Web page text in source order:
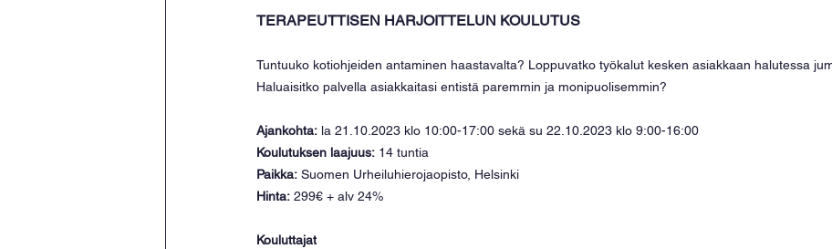
TERAPEUTTISEN HARJOITTELUN KOULUTUS
Tuntuuko kotiohjeiden antaminen haastavalta? Loppuvatko työkalut kesken asiakkaan halutessa
Haluaisitko palvella asiakkaitasi entistä paremmin ja monipuolisemmin?
Ajankohta: la 21.10.2023 klo 10:00-17:00 sekä su 22.10.2023 klo 9:00-16:00
Koulutuksen laajuus: 14 tuntia
Paikka: Suomen Urheiluhierojaopisto, Helsinki
Hinta: 299€ + alv 24%
Kouluttajat